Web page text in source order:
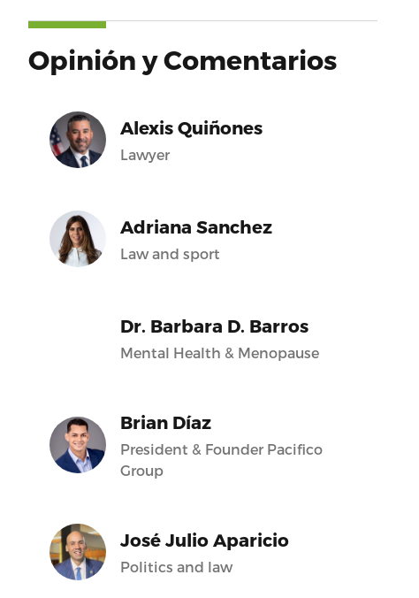
Opinión y Comentarios
Alexis Quiñones
Lawyer
Adriana Sanchez
Law and sport
Dr. Barbara D. Barros
Mental Health & Menopause
Brian Díaz
President & Founder Pacifico
Group
José Julio Aparicio
Politics and law